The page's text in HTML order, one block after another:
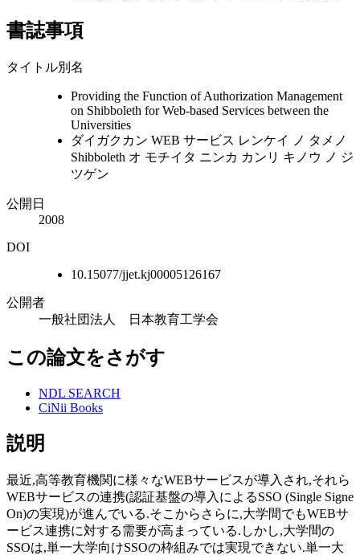
書誌事項
タイトル別名
Providing the Function of Authorization Management
on Shibboleth for Web-based Services between the
Universities
ダイガクカン WEB サービス レンケイ ノ タメノ
Shibboleth オ モチイタ ニンカ カンリ キノウ ノ ジ
ツゲン
公開日
2008
DOI
10.15077/jjet.kj00005126167
公開者
一般社団法人 日本教育工学会
この論文をさがす
NDL SEARCH
CiNii Books
説明
最近,高等教育機関に様々なWEBサービスが導入され,それら
WEBサービスの連携(認証基盤の導入によるSSO (Single Signe
On)の実現)が進んでいる.そこからさらに,大学間でもWEBサ
ービス連携に対する需要が高まっている.しかし,大学間の
SSOは,単一大学向けSSOの枠組みでは実現できない.単一大